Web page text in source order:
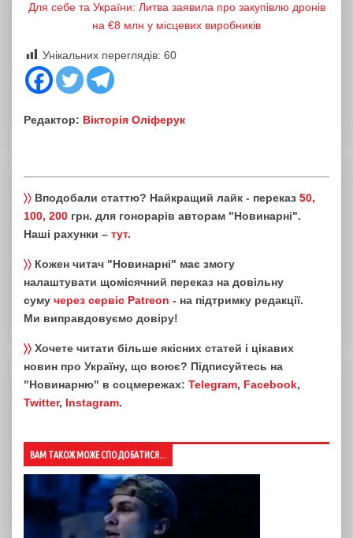
Для себе та України: Литва заявила про закупівлю дронів
на €8 млн у місцевих виробників
Унікальних переглядів: 60
Редактор: Вікторія Оліферук
〉〉 Вподобали статтю? Найкращий лайк - переказ 50,
100, 200 грн. для гонорарів авторам "Новинарні".
Наші рахунки – тут.
〉〉 Кожен читач "Новинарні" має змогу
налаштувати щомісячний переказ на довільну
суму через сервіс Patreon - на підтримку редакції.
Ми виправдовуємо довіру!
〉〉 Хочете читати більше якісних статей і цікавих
новин про Україну, що воює? Підписуйтесь на
"Новинарню" в соцмережах: Telegram, Facebook,
Twitter, Instagram.
ВАМ ТАКОЖ МОЖЕ СПОДОБАТИСЯ...